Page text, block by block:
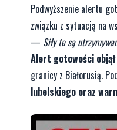
Podwyższenie alertu
związku z sytuacją na
— Siły te są
Alert gotowości
granicy z Białorusią.
lubelskiego oraz